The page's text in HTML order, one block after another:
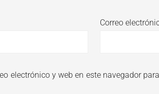
Correo
electrónico y web en este navegador